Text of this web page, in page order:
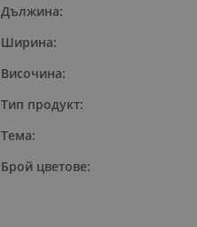
Дължина:
Ширина:
Височина:
Тип продукт:
Тема:
Брой цветове: